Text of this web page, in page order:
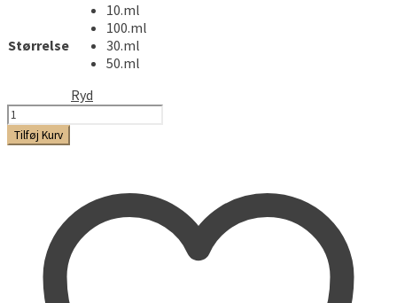
Størrelse
10.ml
100.ml
30.ml
50.ml
Ryd
Rabarber
Compot
-
Tilføj Kurv